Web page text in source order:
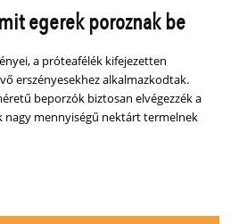
egerek poroznak be
a próteafélék kifejezetten
erszényesekhez alkalmazkodtak.
beporzók biztosan elvégezzék a
nagy mennyiségű nektárt termelnek